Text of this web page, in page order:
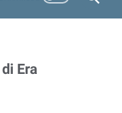
Era